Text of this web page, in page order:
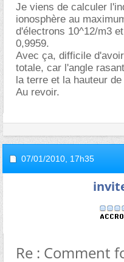
Je viens de calculer
ionosphère au
d'électrons 10^12/m3
0,9959.
Avec ça, difficile
totale, car l'angle
la terre et la hauteur
Au revoir.
07/01/2010, 17h35
Re : Comment